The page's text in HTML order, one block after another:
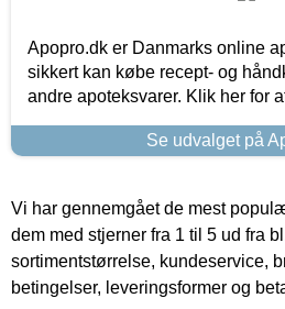
Apopro.dk er Danmarks online
sikkert kan købe recept- og
andre apoteksvarer. Klik her for
Se udvalget på
Vi har gennemgået de mest
dem med stjerner fra 1 til 5 ud fra
sortimentstørrelse, kundeservice,
betingelser, leveringsformer og